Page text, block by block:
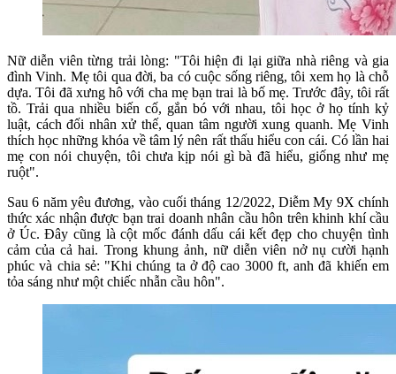
Nữ diễn viên từng trải lòng: "Tôi hiện đi lại giữa nhà riêng và gia
đình Vinh. Mẹ tôi qua đời, ba có cuộc sống riêng, tôi xem họ là chỗ
dựa. Tôi đã xưng hô với cha mẹ bạn trai là bố mẹ. Trước đây, tôi rất
tồ. Trải qua nhiều biến cố, gắn bó với nhau, tôi học ở họ tính kỷ
luật, cách đối nhân xử thế, quan tâm người xung quanh. Mẹ Vinh
thích học những khóa về tâm lý nên rất thấu hiểu con cái. Có lần hai
mẹ con nói chuyện, tôi chưa kịp nói gì bà đã hiểu, giống như mẹ
ruột".
Sau 6 năm yêu đương, vào cuối tháng 12/2022, Diễm My 9X chính
thức xác nhận được bạn trai doanh nhân cầu hôn trên khinh khí cầu
ở Úc. Đây cũng là cột mốc đánh dấu cái kết đẹp cho chuyện tình
cảm của cả hai. Trong khung ảnh, nữ diễn viên nở nụ cười hạnh
phúc và chia sẻ: "Khi chúng ta ở độ cao 3000 ft, anh đã khiến em
tỏa sáng như một chiếc nhẫn cầu hôn".